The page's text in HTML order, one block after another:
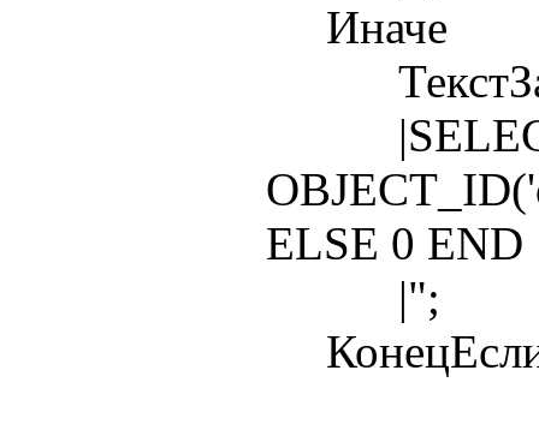
Иначе
|SELECT
ELSE 0 END
|";